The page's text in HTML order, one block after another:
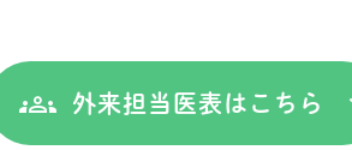
外来担当医表はこちら